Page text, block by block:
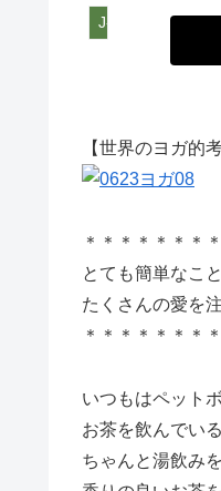
J-WETインド支
【世界のヨガ的
＊＊＊＊＊＊＊
とても簡単なこ
たくさんの愛を
＊＊＊＊＊＊＊
いつもはペット
お茶を飲んでい
ちゃんと湯飲み